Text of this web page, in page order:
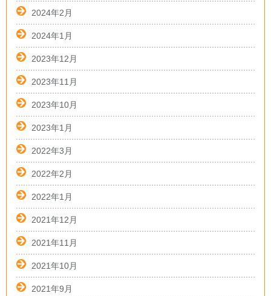
2024年2月
2024年1月
2023年12月
2023年11月
2023年10月
2023年1月
2022年3月
2022年2月
2022年1月
2021年12月
2021年11月
2021年10月
2021年9月